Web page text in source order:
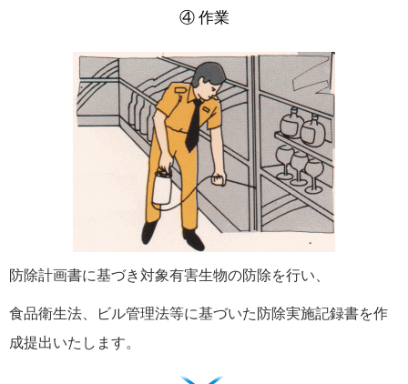
④ 作業
防除計画書に基づき対象有害生物の防除を行い、
食品衛生法、ビル管理法等に基づいた防除実施記録書を作
成提出いたします。